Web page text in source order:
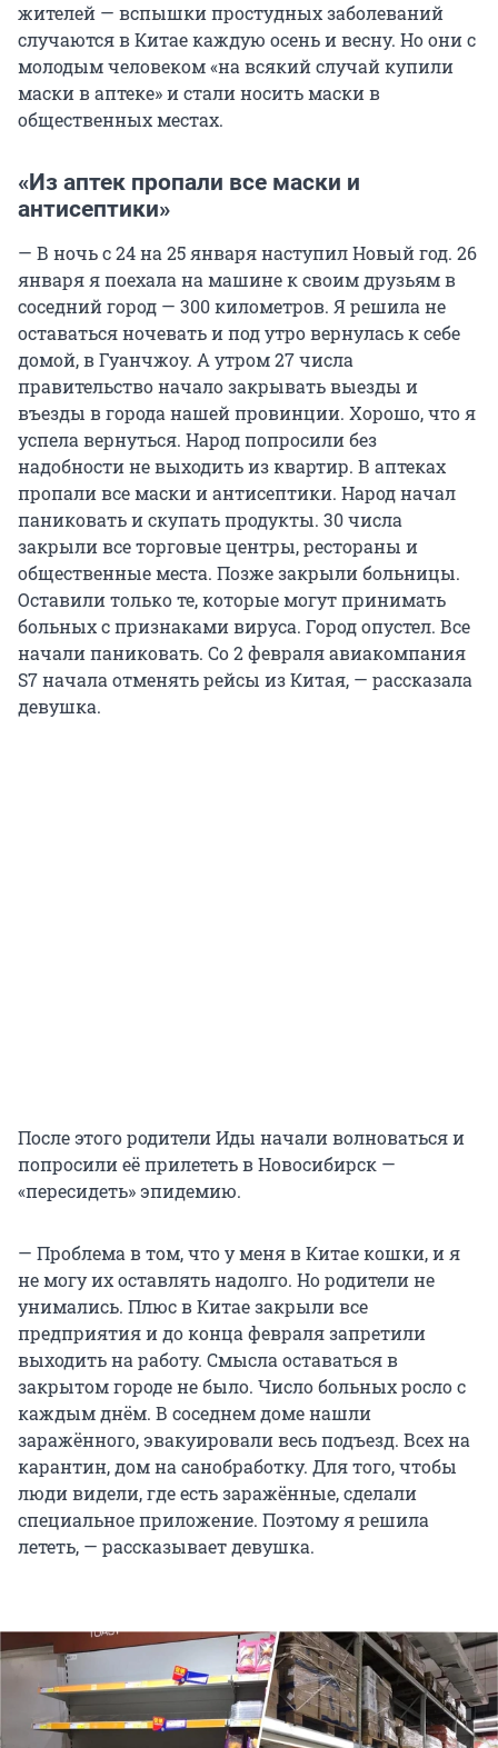
жителей — вспышки простудных заболеваний
случаются в Китае каждую осень и весну. Но они с
молодым человеком «на всякий случай купили
маски в аптеке» и стали носить маски в
общественных местах.
«Из аптек пропали все маски и
антисептики»
— В ночь с 24 на 25 января наступил Новый год. 26
января я поехала на машине к своим друзьям в
соседний город — 300 километров. Я решила не
оставаться ночевать и под утро вернулась к себе
домой, в Гуанчжоу. А утром 27 числа
правительство начало закрывать выезды и
въезды в города нашей провинции. Хорошо, что я
успела вернуться. Народ попросили без
надобности не выходить из квартир. В аптеках
пропали все маски и антисептики. Народ начал
паниковать и скупать продукты. 30 числа
закрыли все торговые центры, рестораны и
общественные места. Позже закрыли больницы.
Оставили только те, которые могут принимать
больных с признаками вируса. Город опустел. Все
начали паниковать. Со 2 февраля авиакомпания
S7 начала отменять рейсы из Китая, — рассказала
девушка.
После этого родители Иды начали волноваться и
попросили её прилететь в Новосибирск —
«пересидеть» эпидемию.
— Проблема в том, что у меня в Китае кошки, и я
не могу их оставлять надолго. Но родители не
унимались. Плюс в Китае закрыли все
предприятия и до конца февраля запретили
выходить на работу. Смысла оставаться в
закрытом городе не было. Число больных росло с
каждым днём. В соседнем доме нашли
заражённого, эвакуировали весь подъезд. Всех на
карантин, дом на санобработку. Для того, чтобы
люди видели, где есть заражённые, сделали
специальное приложение. Поэтому я решила
лететь, — рассказывает девушка.